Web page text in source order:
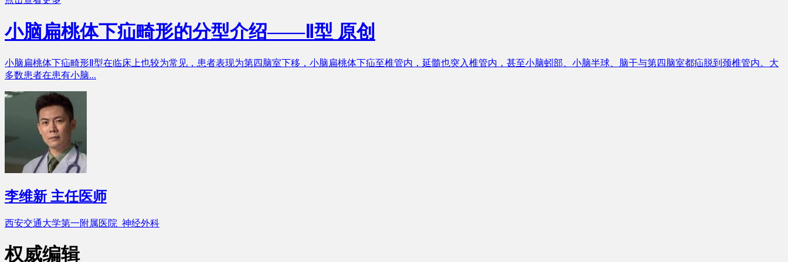
小脑扁桃体下疝畸形的分型介绍——Ⅱ型 原创
小脑扁桃体下疝畸形Ⅱ型在临床上也较为常见，患者表现为第四脑室下移，小脑扁桃体下疝至椎管内，延髓也突入椎管内，甚至小脑蚓部、小脑半球、脑干与第四脑室都疝脱到颈椎管内。大
多数患者在患有小脑...
李维新 主任医师
西安交通大学第一附属医院 神经外科
权威编辑